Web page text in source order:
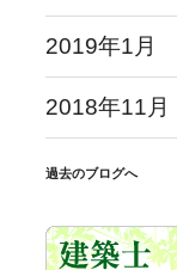
2019年1月
2018年11月
過去のブログへ